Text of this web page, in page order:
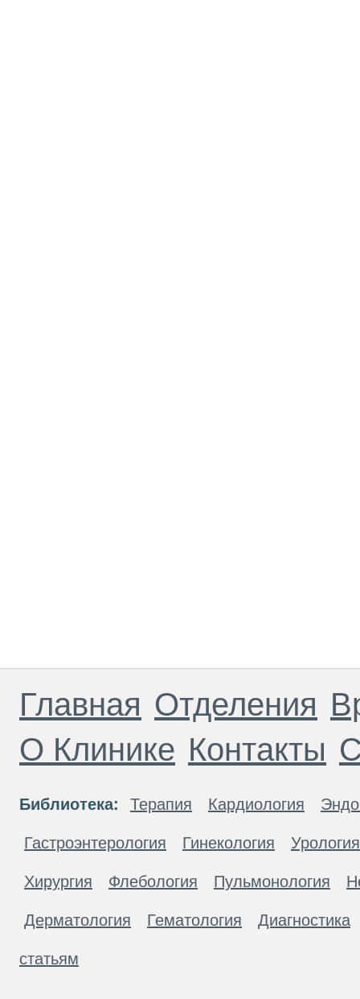
Главная Отделения
О Клинике Контакты
Библиотека: Терапия Кардиология
Гастроэнтерология Гинекология Урология
Хирургия Флебология Пульмонология
Дерматология Гематология Диагностика
статьям